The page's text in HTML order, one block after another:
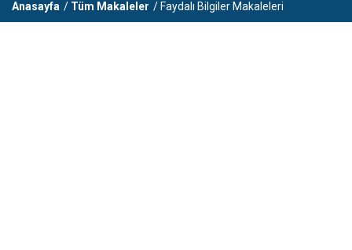
Anasayfa / Tüm Makaleler / Faydalı Bilgiler Makaleleri